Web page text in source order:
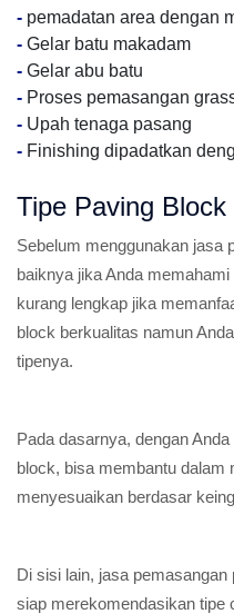
- pemadatan area dengan
- Gelar batu makadam
- Gelar abu batu
- Proses pemasangan
- Upah tenaga pasang
- Finishing dipadatkan
Tipe Paving Block
Sebelum menggunakan jasa
baiknya jika Anda
kurang lengkap jika
block berkualitas namun
tipenya.
Pada dasarnya, dengan
block, bisa membantu dalam
menyesuaikan berdasar
Di sisi lain, jasa
siap merekomendasikan tipe